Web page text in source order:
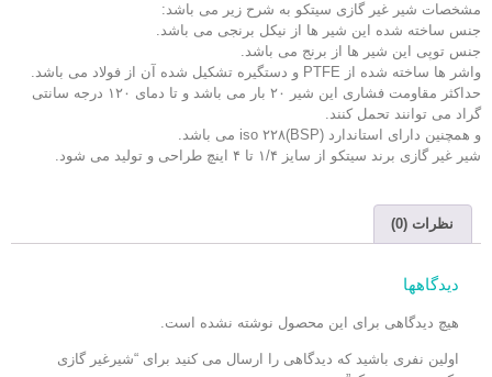
مشخصات شیر غیر گازی سیتکو به شرح زیر می باشد:
جنس ساخته شده این شیر ها از نیکل برنجی می باشد.
جنس توپی این شیر ها از برنج می باشد.
واشر ها ساخته شده از PTFE و دستگیره تشکیل شده آن از فولاد می باشد.
حداکثر مقاومت فشاری این شیر ۲۰ بار می باشد و تا دمای ۱۲۰ درجه سانتی
گراد می توانند تحمل کنند.
و همچنین دارای استاندارد iso ۲۲۸(BSP) می باشد.
شیر غیر گازی برند سیتکو از سایز ۱/۴ تا ۴ اینچ طراحی و تولید می شود.
نظرات (0)
دیدگاهها
هیچ دیدگاهی برای این محصول نوشته نشده است.
اولین نفری باشید که دیدگاهی را ارسال می کنید برای “شیرغیر گازی